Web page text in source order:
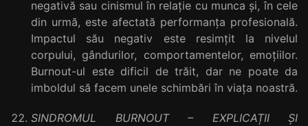
negativă sau cinismul în relație cu munca și, în cele
din urmă, este afectată performanța profesională.
Impactul său negativ este resimțit la nivelul
corpului, gândurilor, comportamentelor, emoțiilor.
Burnout-ul este dificil de trăit, dar ne poate da
imboldul să facem unele schimbări în viața noastră.
SINDROMUL BURNOUT – EXPLICAȚII ȘI